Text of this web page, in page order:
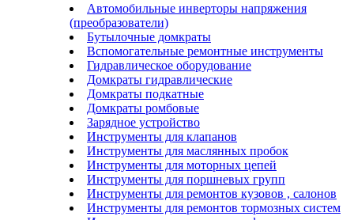
Автомобильные инверторы напряжения
(преобразователи)
Бутылочные домкраты
Вспомогательные ремонтные инструменты
Гидравлическое оборудование
Домкраты гидравлические
Домкраты подкатные
Домкраты ромбовые
Зарядное устройство
Инструменты для клапанов
Инструменты для маслянных пробок
Инструменты для моторных цепей
Инструменты для поршневых групп
Инструменты для ремонтов кузовов , салонов
Инструменты для ремонтов тормозных систем